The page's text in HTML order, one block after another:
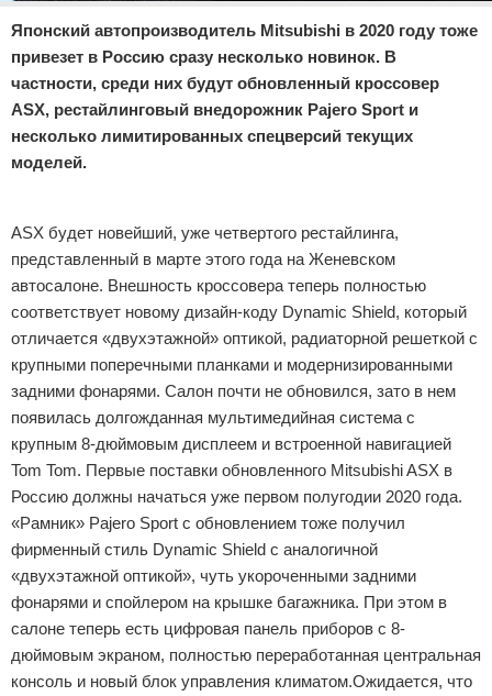
Японский автопроизводитель Mitsubishi в 2020 году тоже
привезет в Россию сразу несколько новинок. В
частности, среди них будут обновленный кроссовер
ASX, рестайлинговый внедорожник Pajero Sport и
несколько лимитированных спецверсий текущих
моделей.
ASX будет новейший, уже четвертого рестайлинга,
представленный в марте этого года на Женевском
автосалоне. Внешность кроссовера теперь полностью
соответствует новому дизайн-коду Dynamic Shield, который
отличается «двухэтажной» оптикой, радиаторной решеткой с
крупными поперечными планками и модернизированными
задними фонарями. Салон почти не обновился, зато в нем
появилась долгожданная мультимедийная система с
крупным 8-дюймовым дисплеем и встроенной навигацией
Tom Tom. Первые поставки обновленного Mitsubishi ASX в
Россию должны начаться уже первом полугодии 2020 года.
«Рамник» Pajero Sport с обновлением тоже получил
фирменный стиль Dynamic Shield с аналогичной
«двухэтажной оптикой», чуть укороченными задними
фонарями и спойлером на крышке багажника. При этом в
салоне теперь есть цифровая панель приборов с 8-
дюймовым экраном, полностью переработанная центральная
консоль и новый блок управления климатом.Ожидается, что